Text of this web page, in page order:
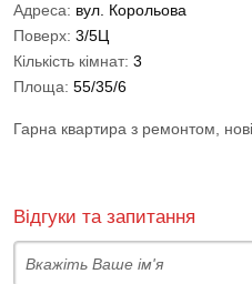
Адреса: вул. Корольова
Поверх: 3/5Ц
Кількість кімнат: 3
Площа: 55/35/6
Гарна квартира з ремонтом,
Відгуки та запитання